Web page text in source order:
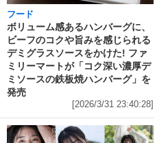
フード
ボリューム感あるハンバーグに、
ビーフのコクや旨みを感じられる
デミグラスソースをかけた! ファ
ミリーマートが「コク深い濃厚デ
ミソースの鉄板焼ハンバーグ」を
発売
[2026/3/31 23:40:28]